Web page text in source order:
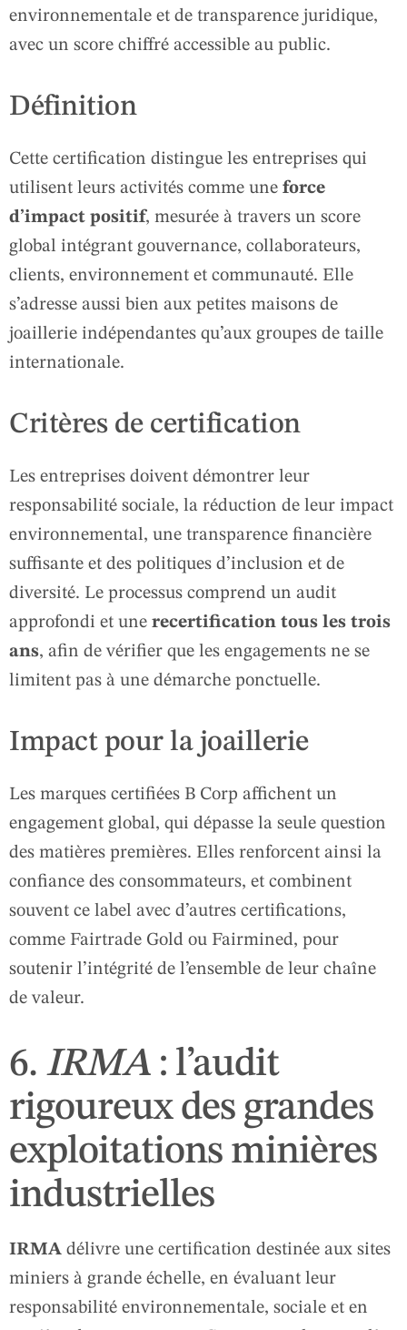
environnementale et de transparence juridique,
avec un score chiffré accessible au public.
Définition
Cette certification distingue les entreprises qui
utilisent leurs activités comme une force
d’impact positif, mesurée à travers un score
global intégrant gouvernance, collaborateurs,
clients, environnement et communauté. Elle
s’adresse aussi bien aux petites maisons de
joaillerie indépendantes qu’aux groupes de taille
internationale.
Critères de certification
Les entreprises doivent démontrer leur
responsabilité sociale, la réduction de leur impact
environnemental, une transparence financière
suffisante et des politiques d’inclusion et de
diversité. Le processus comprend un audit
approfondi et une recertification tous les trois
ans, afin de vérifier que les engagements ne se
limitent pas à une démarche ponctuelle.
Impact pour la joaillerie
Les marques certifiées B Corp affichent un
engagement global, qui dépasse la seule question
des matières premières. Elles renforcent ainsi la
confiance des consommateurs, et combinent
souvent ce label avec d’autres certifications,
comme Fairtrade Gold ou Fairmined, pour
soutenir l’intégrité de l’ensemble de leur chaîne
de valeur.
6. IRMA: l’audit
rigoureux des grandes
exploitations minières
industrielles
IRMA délivre une certification destinée aux sites
miniers à grande échelle, en évaluant leur
responsabilité environnementale, sociale et en